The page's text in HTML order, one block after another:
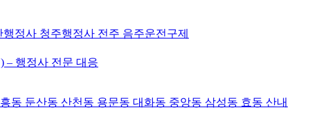
정사 청주행정사 전주 음주운전구제
– 행정사 전문 대응
동 둔산동 산천동 용문동 대화동 중앙동 삼성동 효동 산내